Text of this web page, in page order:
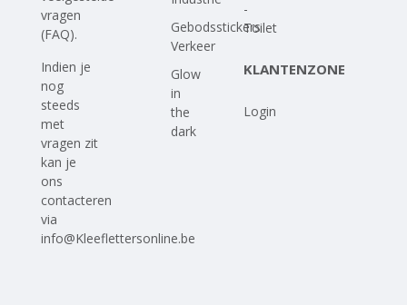
vragen
(FAQ).
Indien je
nog
steeds
met
vragen zit
kan je
ons
contacteren
via
info@Kleeflettersonline.be
Gebodsstickers
Verkeer
Glow
in
the
dark
-
Toilet
KLANTENZONE
Login